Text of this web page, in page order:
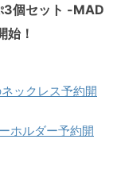
個セット -MAD
始！
ックレス予約開
ホルダー予約開